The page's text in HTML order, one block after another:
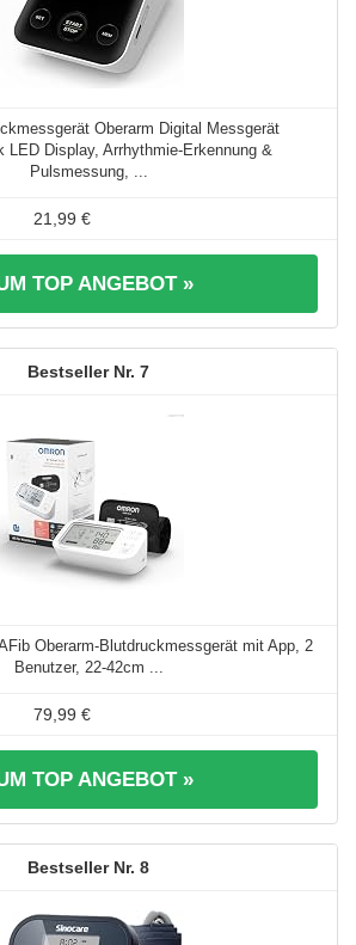
Oberarm Digital Messgerät
LED Display, Arrhythmie-Erkennung &
Pulsmessung, ...
21,99 €
TOP ANGEBOT »
7
Oberarm-Blutdruckmessgerät mit App, 2
Benutzer, 22-42cm ...
79,99 €
TOP ANGEBOT »
8